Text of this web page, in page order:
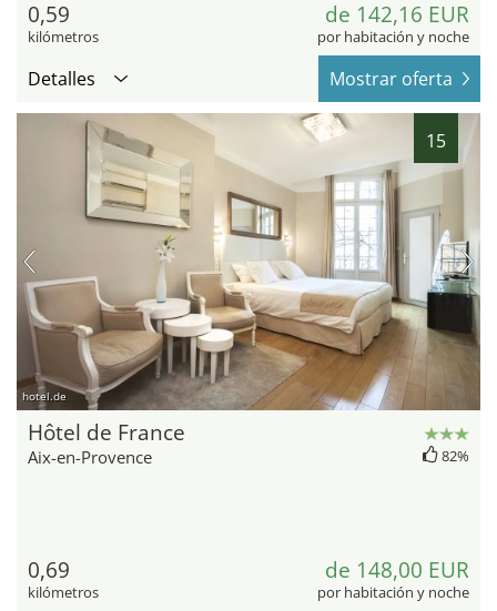
0,59
kilómetros
de 142,16 EUR
por habitación y noche
Detalles Mostrar oferta
15
hotel.de
Hôtel de France
Aix-en-Provence 82%
0,69
kilómetros
de 148,00 EUR
por habitación y noche